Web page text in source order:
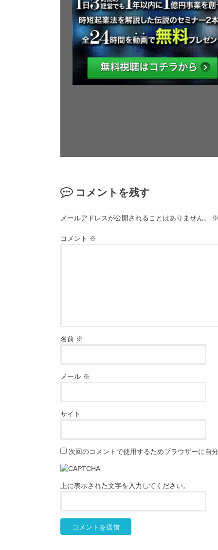
コメントを残す
メールアドレスが公開されることはありません。
コメント ※
名前 ※
メール ※
サイト
次回のコメントで使用するためブラウザーに自
上に表示された文字を入力してください。